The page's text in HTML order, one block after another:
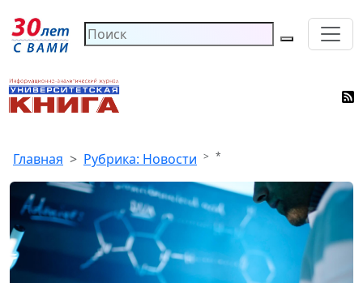
Главная Рубрика: Новости *